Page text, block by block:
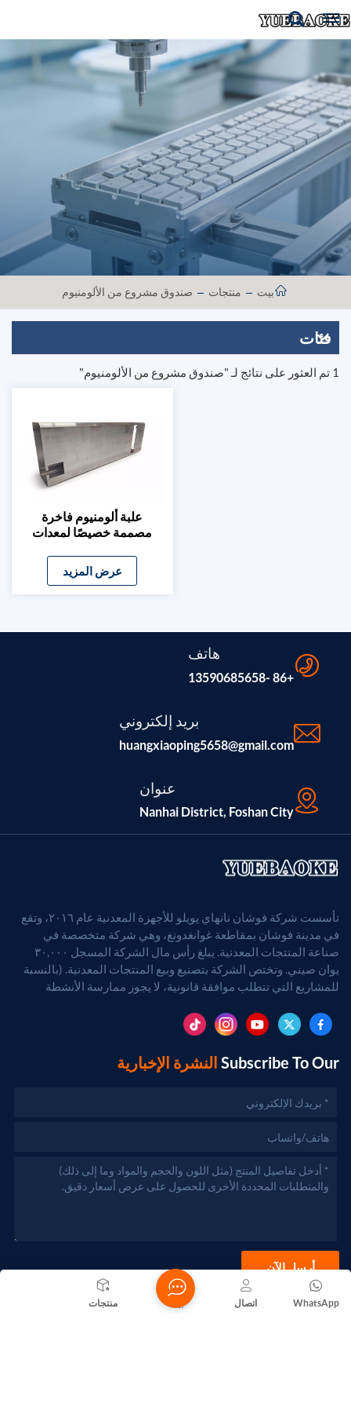
بيت منتجات صندوق مشروع من الألومنيوم
فئات
1 تم العثور على نتائج لـ "صندوق مشروع من الألومنيوم"
علبة ألومنيوم فاخرة
مصممة خصيصًا لمعدات
عرض المزيد
هاتف
+86 -13590685658
بريد إلكتروني
huangxiaoping5658@gmail.com
عنوان
Nanhai District, Foshan City
تأسست شركة فوشان نانهاي يويلو للأجهزة المعدنية عام ٢٠١٦، وتقع
في مدينة فوشان بمقاطعة غوانغدونغ، وهي شركة متخصصة في
صناعة المنتجات المعدنية. يبلغ رأس مال الشركة المسجل ٣٠,٠٠٠
يوان صيني. وتختص الشركة بتصنيع وبيع المنتجات المعدنية. (بالنسبة
للمشاريع التي تتطلب موافقة قانونية، لا يجوز ممارسة الأنشطة
Subscribe To Our النشرة الإخبارية
أرسل الآن
منتجات WhatsApp اتصال